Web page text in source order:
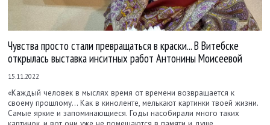
Чувства просто стали превращаться в краски... В Витебске
открылась выставка инситных работ Антонины Моисеевой
15.11.2022
«Каждый человек в мыслях время от времени возвращается к
своему прошлому... Как в киноленте, мелькают картинки твоей жизни.
Самые яркие и запоминающиеся. Годы насобирали много таких